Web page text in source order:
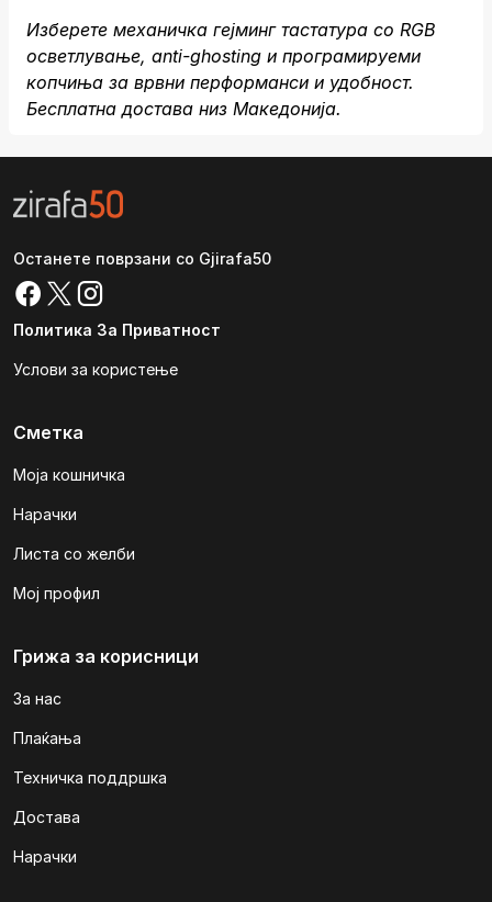
Изберете механичка гејминг тастатура со RGB
осветлување, anti-ghosting и програмируеми
копчиња за врвни перформанси и удобност.
Бесплатна достава низ Македонија.
Останете поврзани со Gjirafa50
Политика За Приватност
Услови за користење
Сметка
Моја кошничка
Нарачки
Листа со желби
Мој профил
Грижа за корисници
За нас
Плаќања
Техничка поддршка
Достава
Нарачки